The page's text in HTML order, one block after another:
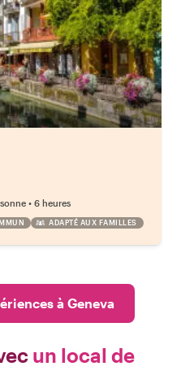
• 6 heures
ADAPTÉ AUX FAMILLES
à Geneva
un local de